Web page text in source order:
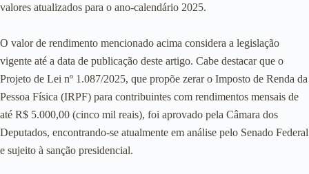
valores atualizados para o ano-calendário 2025.
O valor de rendimento mencionado acima considera a legislação
vigente até a data de publicação deste artigo. Cabe destacar que o
Projeto de Lei nº 1.087/2025, que propõe zerar o Imposto de Renda da
Pessoa Física (IRPF) para contribuintes com rendimentos mensais de
até R$ 5.000,00 (cinco mil reais), foi aprovado pela Câmara dos
Deputados, encontrando-se atualmente em análise pelo Senado Federal
e sujeito à sanção presidencial.